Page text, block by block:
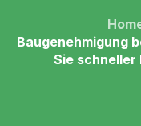
Baugenehmigung
Sie schneller